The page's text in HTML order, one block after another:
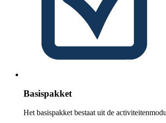
Basispakket
Het basispakket bestaat uit de